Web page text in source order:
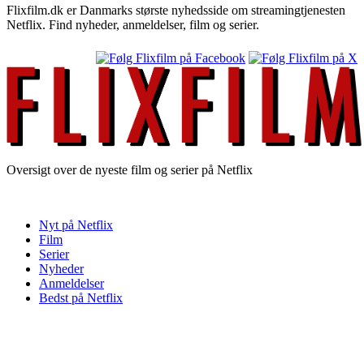
Flixfilm.dk er Danmarks største nyhedsside om streamingtjenesten
Netflix. Find nyheder, anmeldelser, film og serier.
Oversigt over de nyeste film og serier på Netflix
Nyt på Netflix
Film
Serier
Nyheder
Anmeldelser
Bedst på Netflix